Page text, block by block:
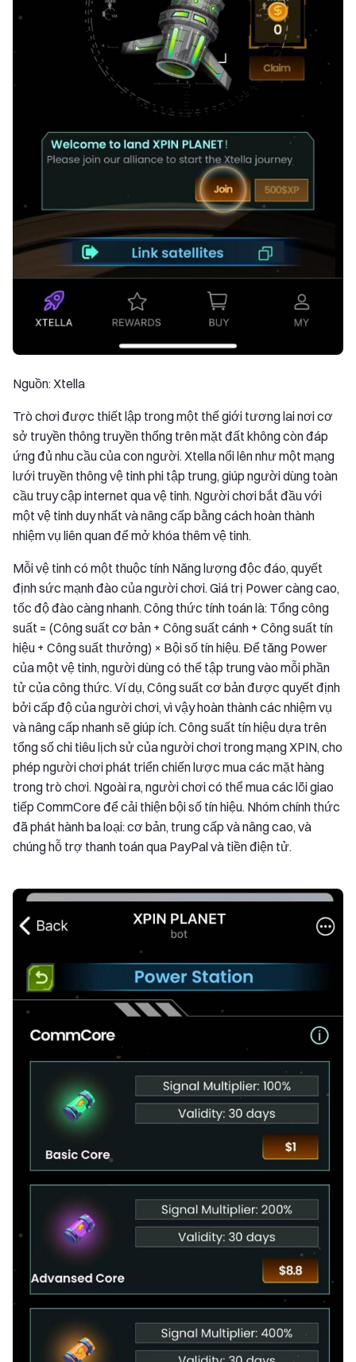
Nguồn: Xtella
Trò chơi được thiết lập trong một thế giới tương lai nơi cơ
sở truyền thông truyền thống trên mặt đất không còn đáp
ứng đủ nhu cầu của con người. Xtella nổi lên như một mạng
lưới truyền thông vệ tinh phi tập trung, giúp người dùng toàn
cầu truy cập internet qua vệ tinh. Người chơi bắt đầu với
một vệ tinh duy nhất và nâng cấp bằng cách hoàn thành
nhiệm vụ liên quan để mở khóa thêm vệ tinh.
Mỗi vệ tinh có một thuộc tính Năng lượng độc đáo, quyết
định sức mạnh đào của người chơi. Giá trị Power càng cao,
tốc độ đào càng nhanh. Công thức tính toán là: Tổng công
suất = (Công suất cơ bản + Công suất cánh + Công suất tín
hiệu + Công suất thưởng) × Bội số tín hiệu. Để tăng Power
của một vệ tinh, người dùng có thể tập trung vào mỗi phần
tử của công thức. Ví dụ, Công suất cơ bản được quyết định
bởi cấp độ của người chơi, vì vậy hoàn thành các nhiệm vụ
và nâng cấp nhanh sẽ giúp ích. Công suất tín hiệu dựa trên
tổng số chi tiêu lịch sử của người chơi trong mạng XPIN, cho
phép người chơi phát triển chiến lược mua các mặt hàng
trong trò chơi. Ngoài ra, người chơi có thể mua các lõi giao
tiếp CommCore để cải thiện bội số tín hiệu. Nhóm chính thức
đã phát hành ba loại: cơ bản, trung cấp và nâng cao, và
chúng hỗ trợ thanh toán qua PayPal và tiền điện tử.